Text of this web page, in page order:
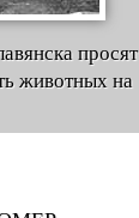
просят
животных на